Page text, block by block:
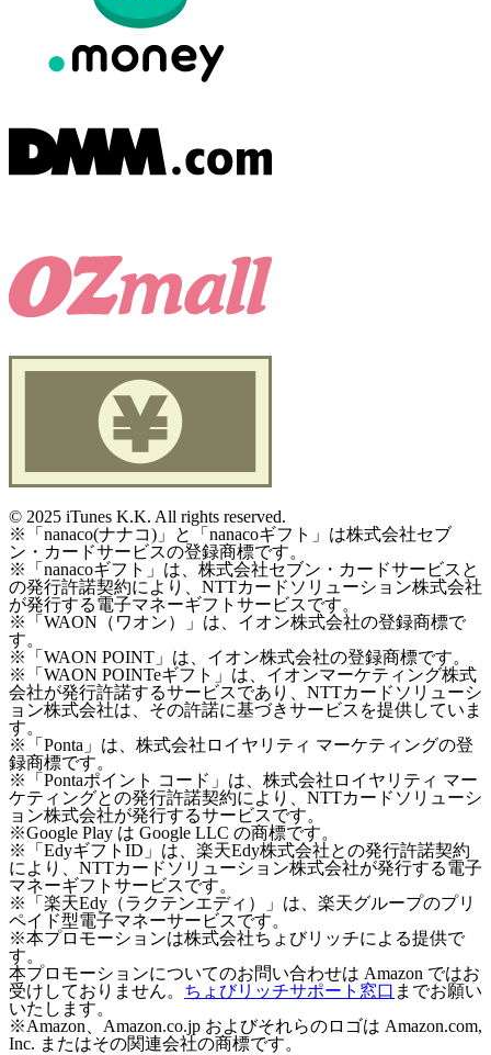
© 2025 iTunes K.K. All rights reserved.
※「nanaco(ナナコ)」と「nanacoギフト」は株式会社セブ
ン・カードサービスの登録商標です。
※「nanacoギフト」は、株式会社セブン・カードサービスと
の発行許諾契約により、NTTカードソリューション株式会社
が発行する電子マネーギフトサービスです。
※「WAON（ワオン）」は、イオン株式会社の登録商標で
す。
※「WAON POINT」は、イオン株式会社の登録商標です。
※「WAON POINTeギフト」は、イオンマーケティング株式
会社が発行許諾するサービスであり、NTTカードソリューシ
ョン株式会社は、その許諾に基づきサービスを提供していま
す。
※「Ponta」は、株式会社ロイヤリティ マーケティングの登
録商標です。
※「Pontaポイント コード」は、株式会社ロイヤリティ マー
ケティングとの発行許諾契約により、NTTカードソリューシ
ョン株式会社が発行するサービスです。
※Google Play は Google LLC の商標です。
※「EdyギフトID」は、楽天Edy株式会社との発行許諾契約
により、NTTカードソリューション株式会社が発行する電子
マネーギフトサービスです。
※「楽天Edy（ラクテンエディ）」は、楽天グループのプリ
ペイド型電子マネーサービスです。
※本プロモーションは株式会社ちょびリッチによる提供で
す。
本プロモーションについてのお問い合わせは Amazon ではお
受けしておりません。 ちょびリッチサポート窓口 までお願い
いたします。
※Amazon、Amazon.co.jp およびそれらのロゴは Amazon.com,
Inc. またはその関連会社の商標です。